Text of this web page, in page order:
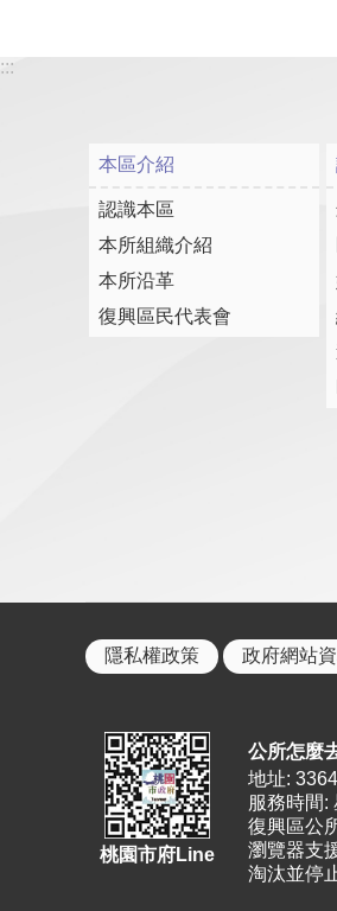
:::
本區介紹
認識本區
本所組織介紹
本所沿革
復興區民代表會
隱私權政策 政府網站
桃園市府Line
公所怎麼
地址:
服務時間:
復興區公
瀏覽器支
淘汰並停